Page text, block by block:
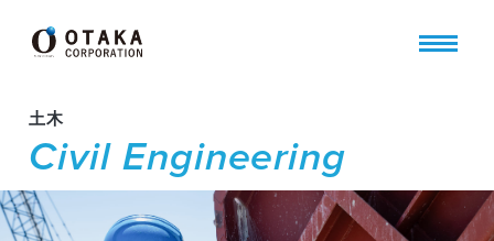
土木
Civil Engineering